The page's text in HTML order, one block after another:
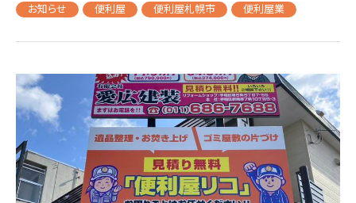
お知らせ 便利屋 便利屋札幌市 便利屋業